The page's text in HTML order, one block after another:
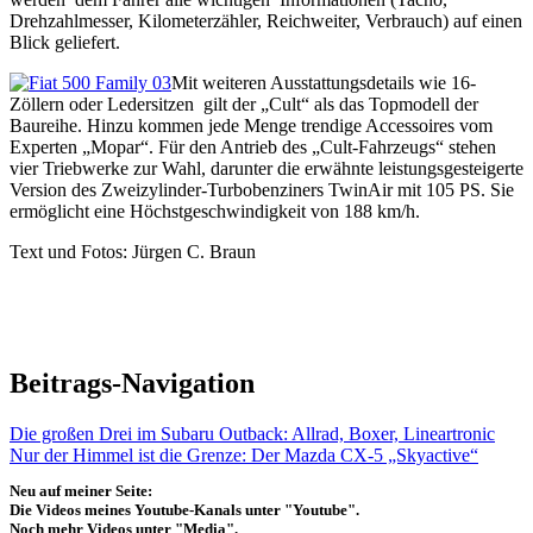
Drehzahlmesser, Kilometerzähler, Reichweiter, Verbrauch) auf einen
Blick geliefert.
Mit weiteren Ausstattungsdetails wie 16-
Zöllern oder Ledersitzen gilt der „Cult“ als das Topmodell der
Baureihe. Hinzu kommen jede Menge trendige Accessoires vom
Experten „Mopar“. Für den Antrieb des „Cult-Fahrzeugs“ stehen
vier Triebwerke zur Wahl, darunter die erwähnte leistungsgesteigerte
Version des Zweizylinder-Turbobenziners TwinAir mit 105 PS. Sie
ermöglicht eine Höchstgeschwindigkeit von 188 km/h.
Text und Fotos: Jürgen C. Braun
Beitrags-Navigation
Die großen Drei im Subaru Outback: Allrad, Boxer, Lineartronic
Nur der Himmel ist die Grenze: Der Mazda CX-5 „Skyactive“
Neu auf meiner Seite:
Die Videos meines Youtube-Kanals unter "Youtube".
Noch mehr Videos unter "Media".